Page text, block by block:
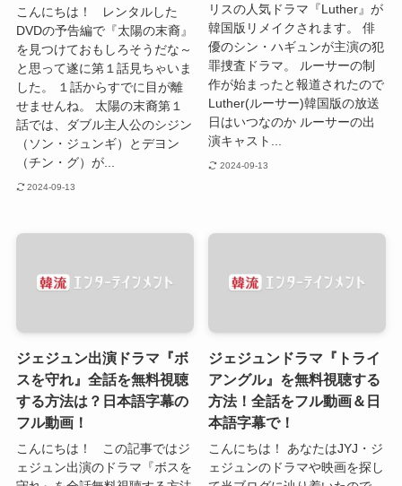
こんにちは！ レンタルした
DVDの予告編で『太陽の末裔』
を見つけておもしろそうだな～
と思って遂に第１話見ちゃいま
した。 １話からすでに目が離
せませんね。 太陽の末裔第１
話では、ダブル主人公のシジン
（ソン・ジュンギ）とデヨン
（チン・グ）が...
2024-09-13
リスの人気ドラマ『Luther』が
韓国版リメイクされます。 俳
優のシン・ハギュンが主演の犯
罪捜査ドラマ。 ルーサーの制
作が始まったと報道されたので
Luther(ルーサー)韓国版の放送
日はいつなのか ルーサーの出
演キャスト...
2024-09-13
ジェジュン出演ドラマ『ボ
スを守れ』全話を無料視聴
する方法は？日本語字幕の
フル動画！
こんにちは！ この記事ではジ
ェジュン出演のドラマ『ボスを
ジェジュンドラマ『トライ
アングル』を無料視聴する
方法！全話をフル動画＆日
本語字幕で！
こんにちは！ あなたはJYJ・ジ
ェジュンのドラマや映画を探し